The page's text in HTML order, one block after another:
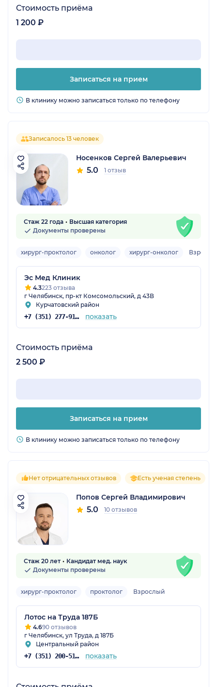
Стоимость приёма
1 200 ₽
Записаться на прием
В клинику можно записаться только по телефону
Записалось 13 человек
Носенков Сергей Валерьевич
5.0 1 отзыв
Стаж 22 года
Высшая категория
Документы проверены
хирург-проктолог онколог хирург-онколог
Эс Мед Клиник
4.3223 отзыва
г Челябинск, пр-кт Комсомольский, д 43В
Курчатовский район
+7 (351) 277-91-64 показать
Стоимость приёма
2 500 ₽
Записаться на прием
В клинику можно записаться только по телефону
Нет отрицательных отзывов Есть ученая степень
Попов Сергей Владимирович
5.0 10 отзывов
Стаж 20 лет
Кандидат мед. наук
Документы проверены
хирург-проктолог проктолог Взрослый
Лотос на Труда 187Б
4.690 отзывов
г Челябинск, ул Труда, д 187Б
Центральный район
+7 (351) 200-51-58 показать